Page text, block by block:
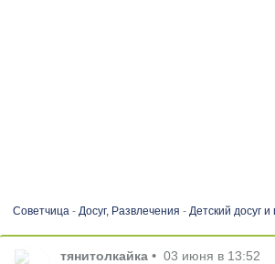
Советчица- Досуг, Развлечения - Детский досуг и
тянитолкайка • 03 июня в 13:52